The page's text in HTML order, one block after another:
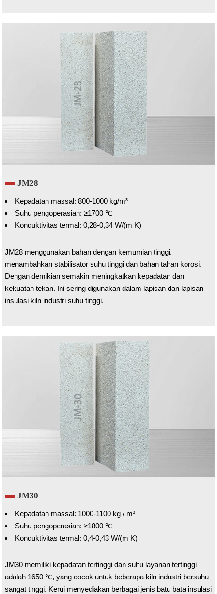
JM28
Kepadatan massal: 800-1000 kg/m³
Suhu pengoperasian: ≥1700 ℃
Konduktivitas termal: 0,28-0,34 W/(m K)
JM28 menggunakan bahan dengan kemurnian tinggi,
menambahkan stabilisator suhu tinggi dan bahan tahan korosi.
Dengan demikian semakin meningkatkan kepadatan dan
kekuatan tekan. Ini sering digunakan dalam lapisan dan lapisan
insulasi kiln industri suhu tinggi.
JM30
Kepadatan massal: 1000-1100 kg / m³
Suhu pengoperasian: ≥1800 ℃
Konduktivitas termal: 0,4-0,43 W/(m K)
JM30 memiliki kepadatan tertinggi dan suhu layanan tertinggi
adalah 1650 ℃, yang cocok untuk beberapa kiln industri bersuhu
sangat tinggi. Kerui menyediakan berbagai jenis batu bata insulasi